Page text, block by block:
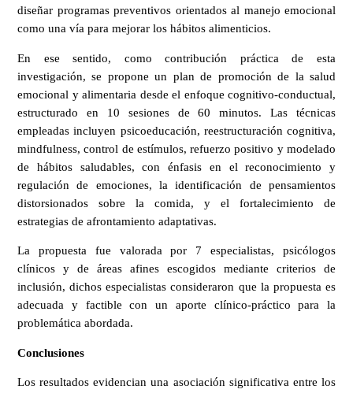
diseñar programas preventivos orientados al manejo emocional
como una vía para mejorar los hábitos alimenticios.
En ese sentido, como contribución práctica de esta
investigación, se propone un plan de promoción de la salud
emocional y alimentaria desde el enfoque cognitivo-conductual,
estructurado en 10 sesiones de 60 minutos. Las técnicas
empleadas incluyen psicoeducación, reestructuración cognitiva,
mindfulness, control de estímulos, refuerzo positivo y modelado
de hábitos saludables, con énfasis en el reconocimiento y
regulación de emociones, la identificación de pensamientos
distorsionados sobre la comida, y el fortalecimiento de
estrategias de afrontamiento adaptativas.
La propuesta fue valorada por 7 especialistas, psicólogos
clínicos y de áreas afines escogidos mediante criterios de
inclusión, dichos especialistas consideraron que la propuesta es
adecuada y factible con un aporte clínico-práctico para la
problemática abordada.
Conclusiones
Los resultados evidencian una asociación significativa entre los